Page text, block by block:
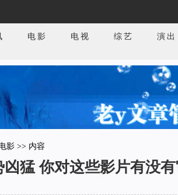
电影 电视 综艺 演出
影 >> 内容
猛 你对这些影片有没